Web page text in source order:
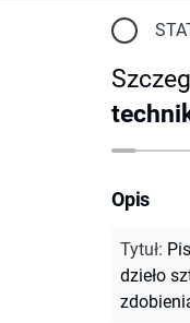
Opis
Tytuł:
dzieło